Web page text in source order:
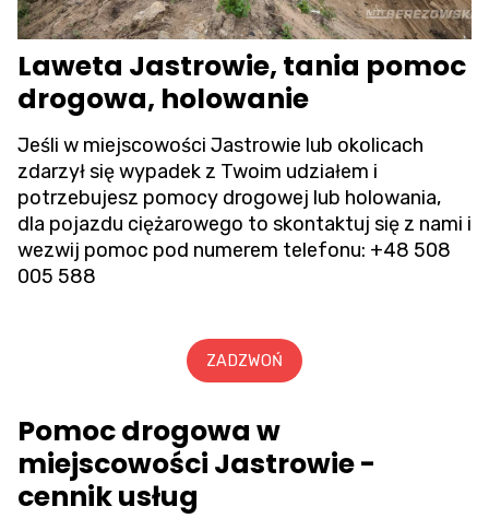
Laweta Jastrowie, tania pomoc
drogowa, holowanie
Jeśli w miejscowości Jastrowie lub okolicach
zdarzył się wypadek z Twoim udziałem i
potrzebujesz pomocy drogowej lub holowania,
dla pojazdu ciężarowego to skontaktuj się z nami i
wezwij pomoc pod numerem telefonu: +48 508
005 588
ZADZWOŃ
Pomoc drogowa w
miejscowości Jastrowie -
cennik usług